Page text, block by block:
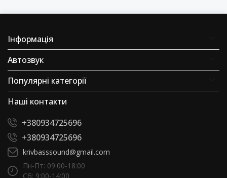
Інформація
Автозвук
Популярні категорії
Наші контакти
+380934725696
+380934725696
krivbasssound@gmail.com
Пн-Пт: 09:00-18:00
Сб: 9:00-14:00